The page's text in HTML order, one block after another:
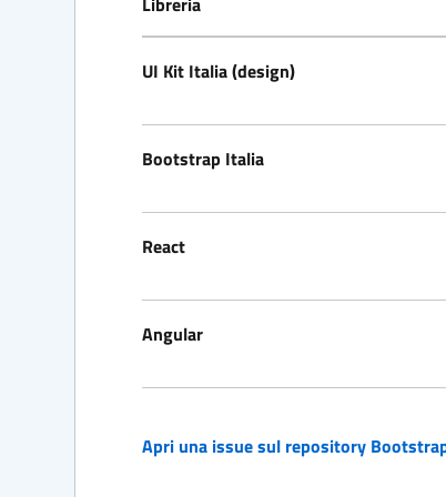
UI Kit Italia (design)
Bootstrap Italia
React
Angular
Apri una issue sul repository
(si apre in una nuova finestra)